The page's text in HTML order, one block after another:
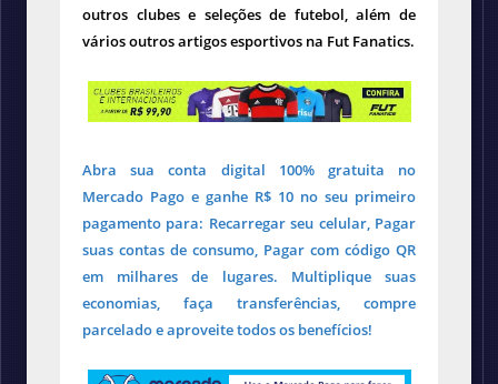
outros clubes e seleções de futebol, além de
vários outros artigos esportivos na Fut Fanatics.
Abra sua conta digital 100% gratuita no
Mercado Pago e ganhe R$ 10 no seu primeiro
pagamento para: Recarregar seu celular, Pagar
suas contas de consumo, Pagar com código QR
em milhares de lugares. Multiplique suas
economias, faça transferências, compre
parcelado e aproveite todos os benefícios!